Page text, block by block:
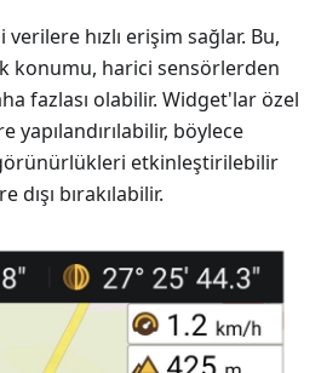
hızlı erişim sağlar. Bu,
konumu, harici sensörlerden
fazlası olabilir. Widget'lar özel
böylece
etkinleştirilebilir
bırakılabilir.